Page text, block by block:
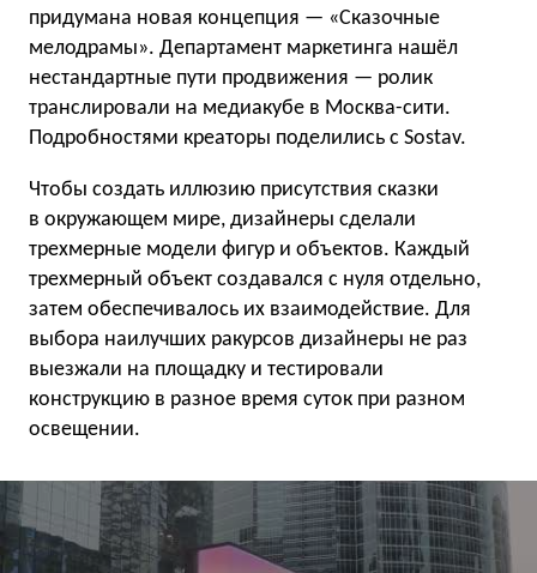
придумана новая концепция — «Сказочные
мелодрамы». Департамент маркетинга нашёл
нестандартные пути продвижения — ролик
транслировали на медиакубе в Москва-сити.
Подробностями креаторы поделились с Sostav.
Чтобы создать иллюзию присутствия сказки
в окружающем мире, дизайнеры сделали
трехмерные модели фигур и объектов. Каждый
трехмерный объект создавался с нуля отдельно,
затем обеспечивалось их взаимодействие. Для
выбора наилучших ракурсов дизайнеры не раз
выезжали на площадку и тестировали
конструкцию в разное время суток при разном
освещении.